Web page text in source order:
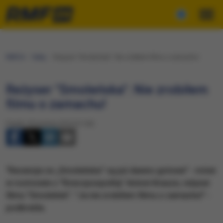
Reżyser "Smoleńska": Nie zrobiłem
filmu o zamachu!